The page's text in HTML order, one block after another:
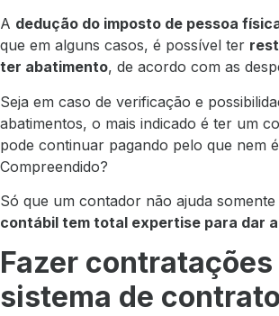
A dedução do imposto de pessoa
que em alguns casos, é possível ter
ter abatimento, de acordo com as
Seja em caso de verificação e
abatimentos, o mais indicado é ter um
pode continuar pagando pelo que nem
Compreendido?
Só que um contador não ajuda
contábil tem total expertise para dar
Fazer
sistema de